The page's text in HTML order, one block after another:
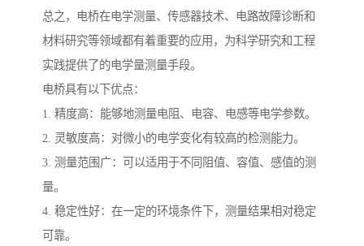
总之，电桥在电学测量、传感器技术、电路故障诊断和
材料研究等领域都有着重要的应用，为科学研究和工程
实践提供了的电学量测量手段。
电桥具有以下优点：
1. 精度高：能够地测量电阻、电容、电感等电学参数。
2. 灵敏度高：对微小的电学变化有较高的检测能力。
3. 测量范围广：可以适用于不同阻值、容值、感值的测
量。
4. 稳定性好：在一定的环境条件下，测量结果相对稳定
可靠。